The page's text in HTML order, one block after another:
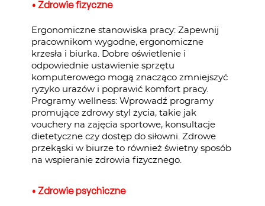
• Zdrowie fizyczne
Ergonomiczne stanowiska pracy: Zapewnij
pracownikom wygodne, ergonomiczne
krzesła i biurka. Dobre oświetlenie i
odpowiednie ustawienie sprzętu
komputerowego mogą znacząco zmniejszyć
ryzyko urazów i poprawić komfort pracy.
Programy wellness: Wprowadź programy
promujące zdrowy styl życia, takie jak
vouchery na zajęcia sportowe, konsultacje
dietetyczne czy dostęp do siłowni. Zdrowe
przekąski w biurze to również świetny sposób
na wspieranie zdrowia fizycznego.
• Zdrowie psychiczne